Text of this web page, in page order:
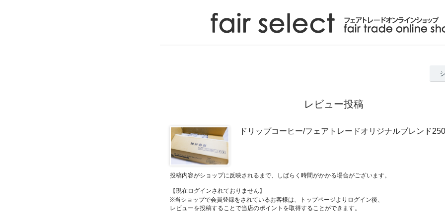
レビュー投稿
ドリップコーヒー/フェアトレードオリジナルブレンド
投稿内容がショップに反映されるまで、しばらく時間がかかる場合がございます。
【現在ログインされておりません】
※当ショップで会員登録をされているお客様は、トップページよりログイン後、
レビューを投稿することで当店のポイントを取得することができます。